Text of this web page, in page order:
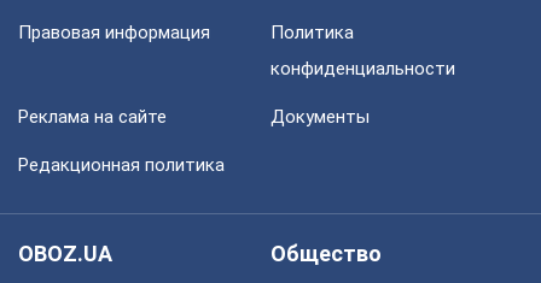
Правовая информация
Политика
конфиденциальности
Реклама на сайте Документы
Редакционная политика
OBOZ.UA
Общество